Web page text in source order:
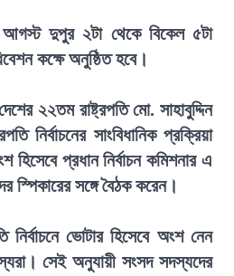
আগস্ট দুপুর ২টা থেকে বিকেল ৫টা
কক্ষে অনুষ্ঠিত হবে।
২২তম রাষ্ট্রপতি মো. সাহাবুদ্দিন
নির্বাচনের সাংবিধানিক প্রক্রিয়া
প্রধান নির্বাচন কমিশনার এ
স্পিকারের সঙ্গে বৈঠক করেন।
নির্বাচনে ভোটার হিসেবে অংশ নেন
সেই অনুযায়ী সংসদ সদস্যদের